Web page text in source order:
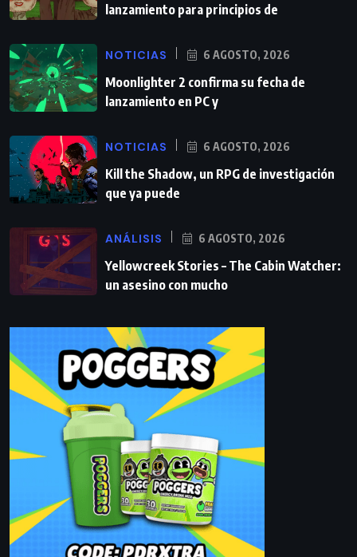
lanzamiento para principios de
NOTICIAS 6 AGOSTO, 2026
Moonlighter 2 confirma su fecha de
lanzamiento en PC y
NOTICIAS 6 AGOSTO, 2026
Kill the Shadow, un RPG de investigación
que ya puede
ANÁLISIS 6 AGOSTO, 2026
Yellowcreek Stories – The Cabin Watcher:
un asesino con mucho